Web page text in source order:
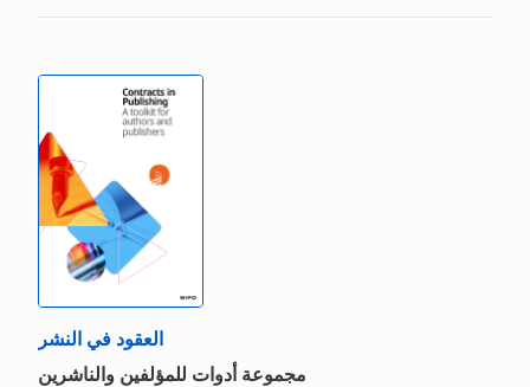
العقود في النشر
مجموعة أدوات للمؤلفين والناشرين